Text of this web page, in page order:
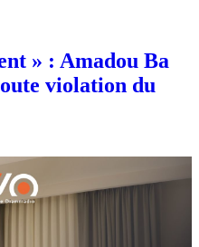
» : Amadou Ba
violation du